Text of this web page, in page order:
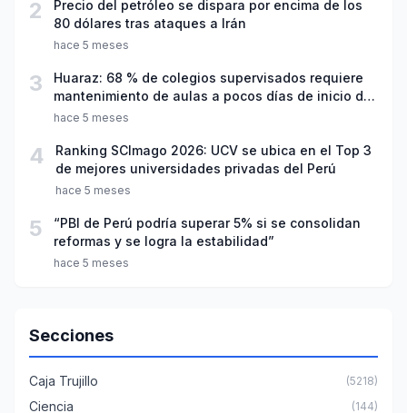
2
Precio del petróleo se dispara por encima de los
80 dólares tras ataques a Irán
hace 5 meses
3
Huaraz: 68 % de colegios supervisados requiere
mantenimiento de aulas a pocos días de inicio del
año escolar 2026
hace 5 meses
4
Ranking SCImago 2026: UCV se ubica en el Top 3
de mejores universidades privadas del Perú
hace 5 meses
5
“PBI de Perú podría superar 5% si se consolidan
reformas y se logra la estabilidad”
hace 5 meses
Secciones
Caja Trujillo (5218)
Ciencia (144)